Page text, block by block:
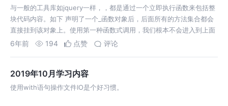
与一般的工具库如jquery一样，，都是通过一个立即执行函数来包括整
块代码内容。如下 声明了一个_函数对象后，后面所有的方法集合都会
直接挂到该对象上。使用第一种函数式调用，我们根本不会进入到上面
的构造函数中。只有使用面向对象方式调用时才会进入。 至此一个工具
6年前 194 点赞 评论
2019年10月学习内容
使用with语句操作文件IO是个好习惯。